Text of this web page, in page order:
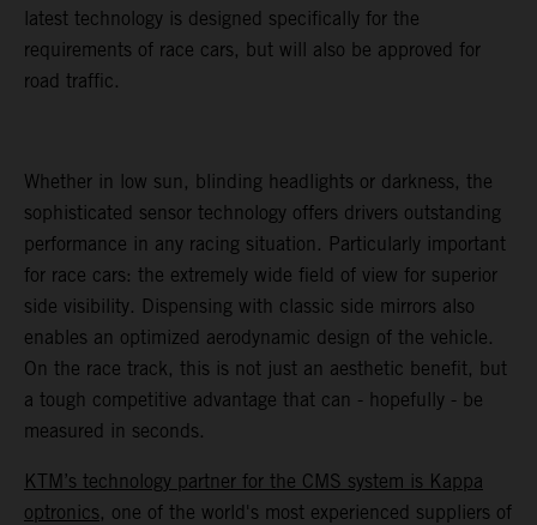
latest technology is designed specifically for the
requirements of race cars, but will also be approved for
road traffic.
Whether in low sun, blinding headlights or darkness, the
sophisticated sensor technology offers drivers outstanding
performance in any racing situation. Particularly important
for race cars: the extremely wide field of view for superior
side visibility. Dispensing with classic side mirrors also
enables an optimized aerodynamic design of the vehicle.
On the race track, this is not just an aesthetic benefit, but
a tough competitive advantage that can - hopefully - be
measured in seconds.
KTM’s technology partner for the CMS system is Kappa
optronics, one of the world's most experienced suppliers of